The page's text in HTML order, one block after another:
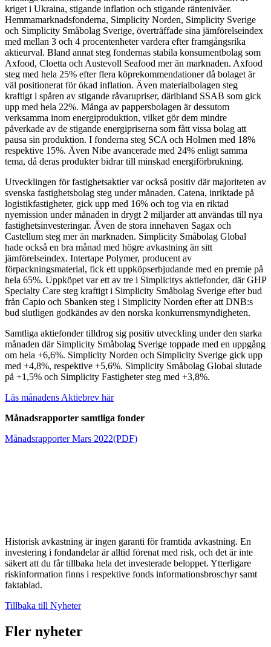
kriget i Ukraina, stigande inflation och stigande räntenivåer.
Hemmamarknadsfonderna, Simplicity Norden, Simplicity Sverige
och Simplicity Småbolag Sverige, överträffade sina jämförelseindex
med mellan 3 och 4 procentenheter vardera efter framgångsrika
aktieurval. Bland annat steg fondernas stabila konsumentbolag som
Axfood, Cloetta och Austevoll Seafood mer än marknaden. Axfood
steg med hela 25% efter flera köprekommendationer då bolaget är
väl positionerat för ökad inflation. Även materialbolagen steg
kraftigt i spåren av stigande råvarupriser, däribland SSAB som gick
upp med hela 22%. Många av pappersbolagen är dessutom
verksamma inom energiproduktion, vilket gör dem mindre
påverkade av de stigande energipriserna som fått vissa bolag att
pausa sin produktion. I fonderna steg SCA och Holmen med 18%
respektive 15%. Även Nibe avancerade med 24% enligt samma
tema, då deras produkter bidrar till minskad energiförbrukning.
Utvecklingen för fastighetsaktier var också positiv där majoriteten av
svenska fastighetsbolag steg under månaden. Catena, inriktade på
logistikfastigheter, gick upp med 16% och tog via en riktad
nyemission under månaden in drygt 2 miljarder att användas till nya
fastighetsinvesteringar. Även de stora innehaven Sagax och
Castellum steg mer än marknaden. Simplicity Småbolag Global
hade också en bra månad med högre avkastning än sitt
jämförelseindex. Intertape Polymer, producent av
förpackningsmaterial, fick ett uppköpserbjudande med en premie på
hela 65%. Uppköpet var ett av tre i Simplicitys aktiefonder, där GHP
Specialty Care steg kraftigt i Simplicity Småbolag Sverige efter bud
från Capio och Sbanken steg i Simplicity Norden efter att DNB:s
bud slutligen godkändes av den norska konkurrensmyndigheten.
Samtliga aktiefonder tilldrog sig positiv utveckling under den starka
månaden där Simplicity Småbolag Sverige toppade med en uppgång
om hela +6,6%. Simplicity Norden och Simplicity Sverige gick upp
med +4,8%, respektive +5,6%. Simplicity Småbolag Global slutade
på +1,5% och Simplicity Fastigheter steg med +3,8%.
Läs månadens Aktiebrev här
Månadsrapporter samtliga fonder
Månadsrapporter Mars 2022(PDF)
Historisk avkastning är ingen garanti för framtida avkastning. En
investering i fondandelar är alltid förenat med risk, och det är inte
säkert att du får tillbaka hela det investerade beloppet. Ytterligare
riskinformation finns i respektive fonds informationsbroschyr samt
faktablad.
Tillbaka till Nyheter
Fler nyheter